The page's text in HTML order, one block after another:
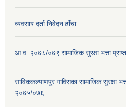
व्यवसाय दर्ता निवेदन ढाँचा
आ.व. २०७८/०७९ सामाजिक सुरक्षा भत्ता प्राप्त
साविककल्याणपुर गाविसका सामाजिक सुरक्षा
२०७५/०७६